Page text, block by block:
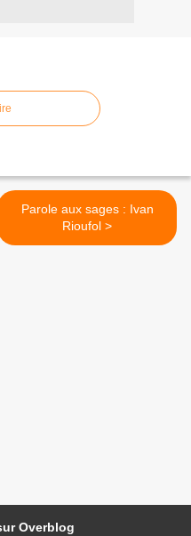
Parole aux sages : Ivan
Rioufol >
Overblog